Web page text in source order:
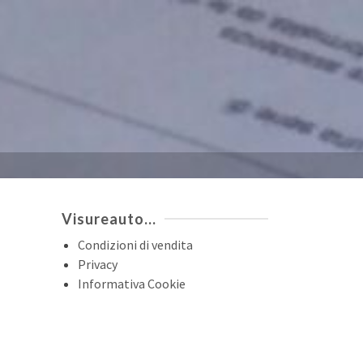
Visureauto…
Condizioni di vendita
Privacy
Informativa Cookie